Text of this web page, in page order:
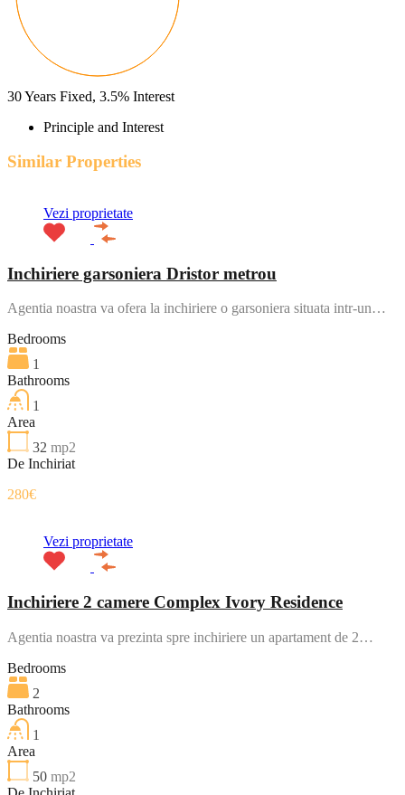
30Years Fixed, 3.5% Interest
Principle and Interest
Similar Properties
Vezi proprietate
Inchiriere garsoniera Dristor metrou
Agentia noastra va ofera la inchiriere o garsoniera situata intr-un…
Bedrooms
1
Bathrooms
1
Area
32 mp2
De Inchiriat
280€
Vezi proprietate
Inchiriere 2 camere Complex Ivory Residence
Agentia noastra va prezinta spre inchiriere un apartament de 2…
Bedrooms
2
Bathrooms
1
Area
50 mp2